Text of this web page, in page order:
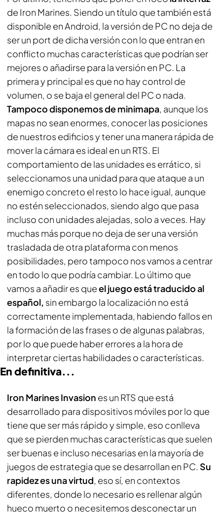
de Iron Marines. Siendo un título que también está
disponible en Android, la versión de PC no deja de
ser un port de dicha versión con lo que entran en
conflicto muchas características que podrían ser
mejores o añadirse para la versión en PC. La
primera y principal es que no hay control de
volumen, o se baja el general del PC o nada.
Tampoco disponemos de minimapa, aunque los
mapas no sean enormes, conocer las posiciones
de nuestros edificios y tener una manera rápida de
mover la cámara es ideal en un RTS. El
comportamiento de las unidades es errático, si
seleccionamos una unidad para que ataque a un
enemigo concreto el resto lo hace igual, aunque
no estén seleccionados, siendo algo que pasa
incluso con unidades alejadas, solo a veces. Hay
muchas más porque no deja de ser una versión
trasladada de otra plataforma con menos
posibilidades, pero tampoco nos vamos a centrar
en todo lo que podría cambiar. Lo último que
vamos a añadir es queel juego está traducido al
español, sin embargo la localización no está
correctamente implementada, habiendo fallos en
la formación de las frases o de algunas palabras,
por lo que puede haber errores a la hora de
interpretar ciertas habilidades o características.
En definitiva...
Iron Marines Invasion es un RTS que está
desarrollado para dispositivos móviles por lo que
tiene que ser más rápido y simple, eso conlleva
que se pierden muchas características que suelen
ser buenas e incluso necesarias en la mayoría de
juegos de estrategia que se desarrollan en PC. Su
rapidez es una virtud, eso sí, en contextos
diferentes, donde lo necesario es rellenar algún
hueco muerto o necesitemos desconectar un